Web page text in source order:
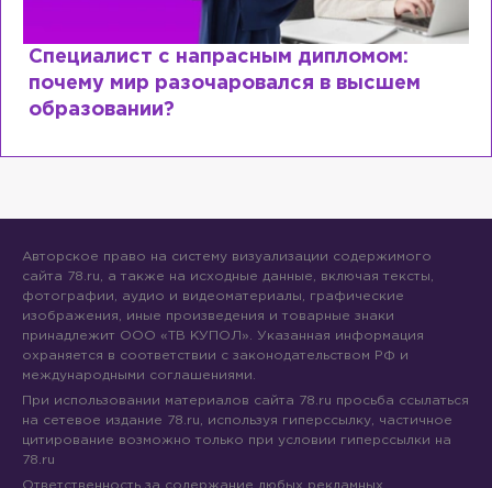
Специалист с напрасным дипломом:
почему мир разочаровался в высшем
образовании?
Авторское право на систему визуализации содержимого
сайта 78.ru, а также на исходные данные, включая тексты,
фотографии, аудио и видеоматериалы, графические
изображения, иные произведения и товарные знаки
принадлежит ООО «ТВ КУПОЛ». Указанная информация
охраняется в соответствии с законодательством РФ и
международными соглашениями.
При использовании материалов сайта 78.ru просьба ссылаться
на сетевое издание 78.ru, используя гиперссылку, частичное
цитирование возможно только при условии гиперссылки на
78.ru